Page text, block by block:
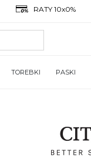
RATY 10x0%
TOREBKI PASKI